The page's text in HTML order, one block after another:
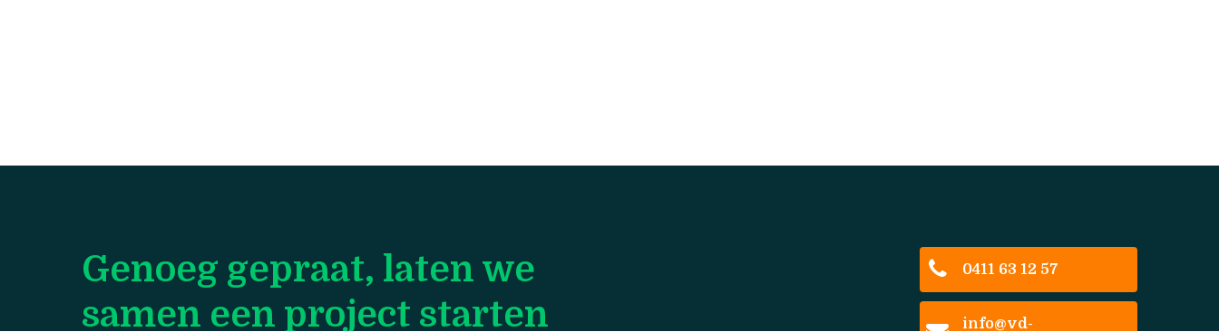
Genoeg gepraat, laten we
samen een project starten
0411 63 12 57
info@vd-